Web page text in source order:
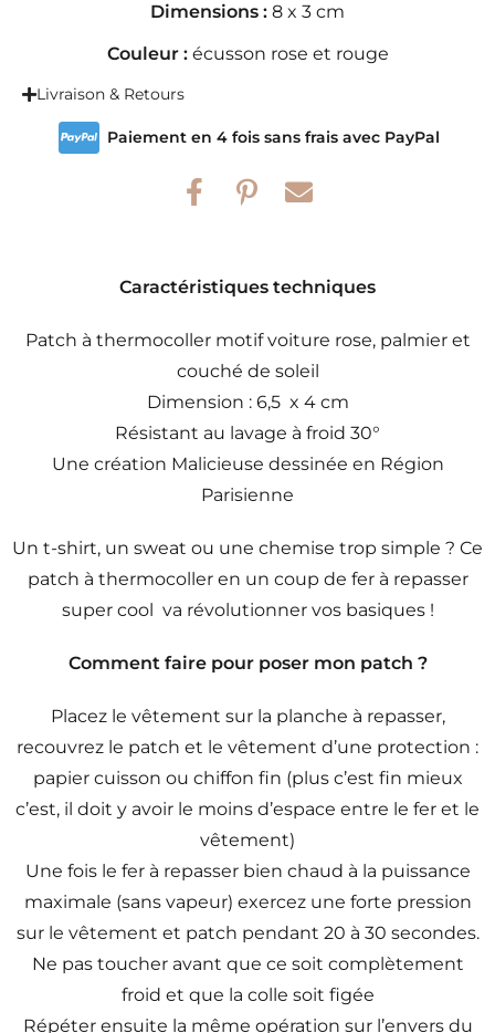
Dimensions : 8 x 3 cm
Couleur :écusson rose et rouge
Livraison & Retours
Paiement en 4 fois sans frais avec PayPal
Caractéristiques techniques
Patch à thermocoller motif voiture rose, palmier et
couché de soleil
Dimension : 6,5 x 4 cm
Résistant au lavage à froid 30°
Une création Malicieuse dessinée en Région
Parisienne
Un t-shirt, un sweat ou une chemise trop simple ? Ce
patch à thermocoller en un coup de fer à repasser
super cool va révolutionner vos basiques !
Comment faire pour poser mon patch ?
Placez le vêtement sur la planche à repasser,
recouvrez le patch et le vêtement d’une protection :
papier cuisson ou chiffon fin (plus c’est fin mieux
c’est, il doit y avoir le moins d’espace entre le fer et le
vêtement)
Une fois le fer à repasser bien chaud à la puissance
maximale (sans vapeur) exercez une forte pression
sur le vêtement et patch pendant 20 à 30 secondes.
Ne pas toucher avant que ce soit complètement
froid et que la colle soit figée
Répéter ensuite la même opération sur l’envers du